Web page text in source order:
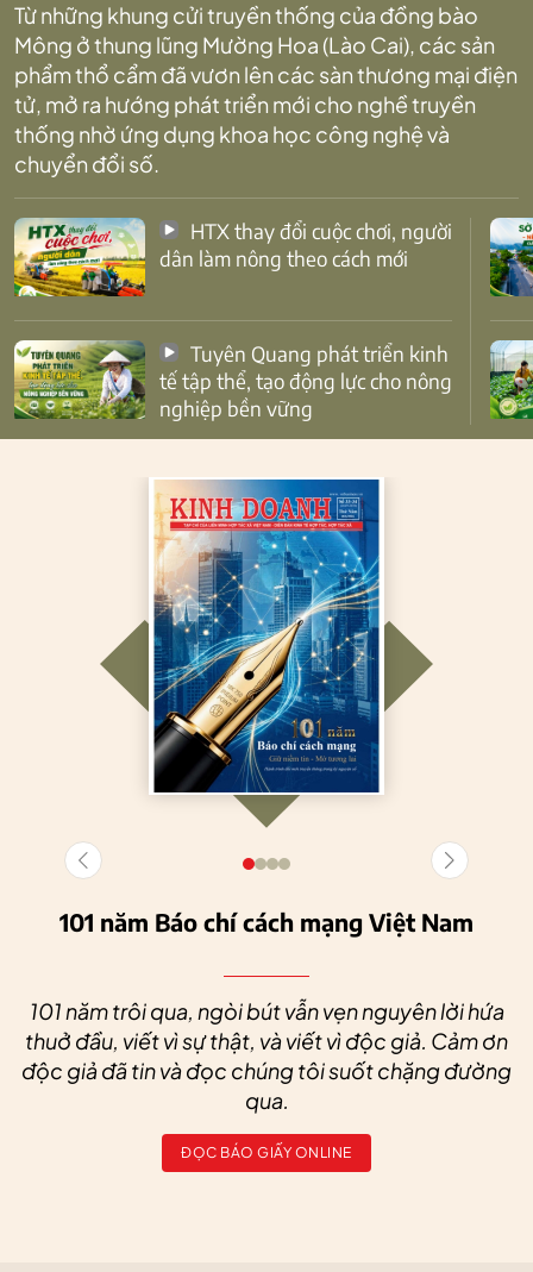
Từ những khung cửi truyền thống của đồng bào
Mông ở thung lũng Mường Hoa (Lào Cai), các sản
phẩm thổ cẩm đã vươn lên các sàn thương mại điện
tử, mở ra hướng phát triển mới cho nghề truyền
thống nhờ ứng dụng khoa học công nghệ và
chuyển đổi số.
dân làm nông theo cách mới
tế tập thể, tạo động lực cho nông
nghiệp bền vững
101 năm Báo chí cách mạng Việt Nam
101 năm trôi qua, ngòi bút vẫn vẹn nguyên lời hứa
thuở đầu, viết vì sự thật, và viết vì độc giả. Cảm ơn
độc giả đã tin và đọc chúng tôi suốt chặng đường
qua.
ĐỌC BÁO GIẤY ONLINE